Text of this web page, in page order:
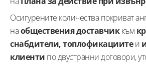
Осигурените количества покриват
наобществения доставчиккъм
снабдители, топлофикациитеи
клиенти по двустранни договори,